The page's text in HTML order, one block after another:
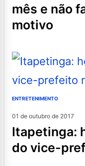
mês e não
motivo
ENTRETENIMENTO
01 de outubro de 2017
itapetinga: hoje é o aniversário
do vice-